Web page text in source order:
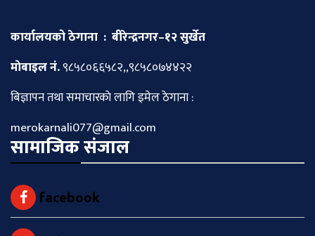
कार्यालयको ठेगाना : बीरेन्द्रनगर–१२ सुर्खेत
माेबाइल नं.९८५८०६६५८२,,९८५८०७४४२२
बिज्ञापन तथा समाचारकाे लागि इमेल ठेगाना :
merokarnali077@gmail.com
सामाजिक संजाल
facebook